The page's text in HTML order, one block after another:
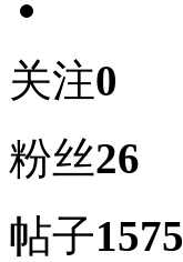
关注0
粉丝26
帖子1575